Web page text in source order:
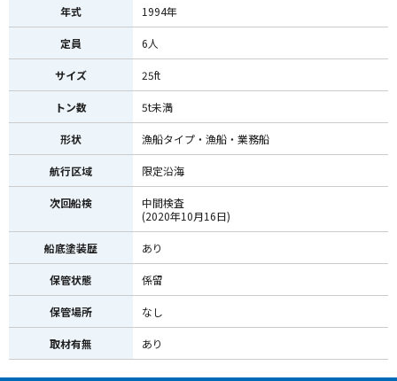
年式 1994年
定員 6人
サイズ 25ft
トン数 5t未満
形状 漁船タイプ・漁船・業務船
航行区域 限定沿海
次回船検
中間検査
(2020年10月16日)
船底塗装歴 あり
保管状態 係留
保管場所 なし
取材有無 あり